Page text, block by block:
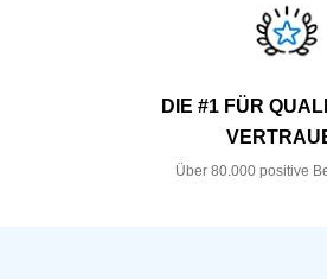
DIE #1 FÜR
Über 80.000 positive